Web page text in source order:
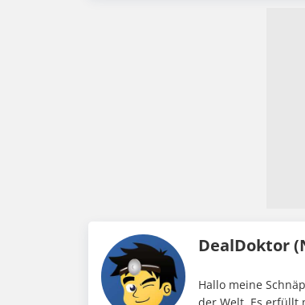
DealDoktor
Hallo meine
der Welt. Es erfüllt